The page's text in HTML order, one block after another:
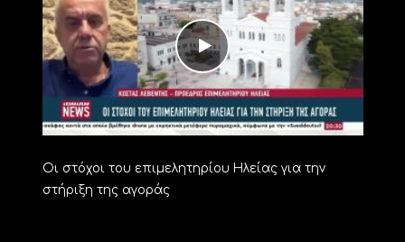
Οι στόχοι του επιμελητηρίου Ηλείας για την
στήριξη της αγοράς